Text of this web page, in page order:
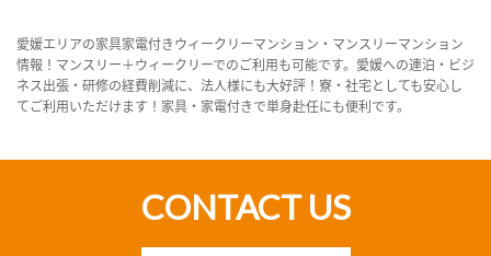
愛媛エリアの家具家電付きウィークリーマンション・マンスリーマンション
情報！マンスリー＋ウィークリーでのご利用も可能です。愛媛への連泊・ビジ
ネス出張・研修の経費削減に、法人様にも大好評！寮・社宅としても安心し
てご利用いただけます！家具・家電付きで単身赴任にも便利です。
CONTACT US